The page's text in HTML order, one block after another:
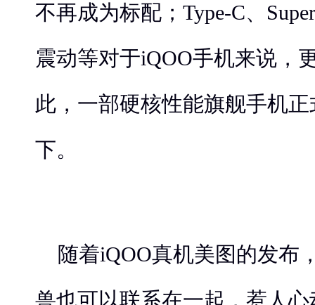
不再成为标配；Type-C、
震动等对于iQOO手机来说，
此，一部硬核性能旗舰手机
下。
随着iQOO真机美图的发布
兽也可以联系在一起，惹人